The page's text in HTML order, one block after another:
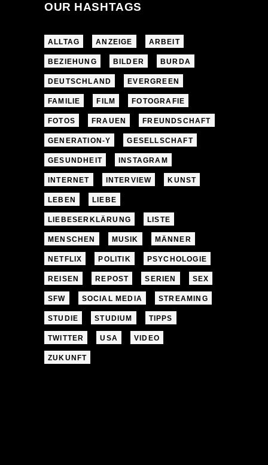
OUR HASHTAGS
ALLTAG ANZEIGE ARBEIT
BEZIEHUNG BILDER BURDA
DEUTSCHLAND EVERGREEN
FAMILIE FILM FOTOGRAFIE
FOTOS FRAUEN FREUNDSCHAFT
GENERATION-Y GESELLSCHAFT
GESUNDHEIT INSTAGRAM
INTERNET INTERVIEW KUNST
LEBEN LIEBE
LIEBESERKLÄRUNG LISTE
MENSCHEN MUSIK MÄNNER
NETFLIX POLITIK PSYCHOLOGIE
REISEN REPOST SERIEN SEX
SFW SOCIAL MEDIA STREAMING
STUDIE STUDIUM TIPPS
TWITTER USA VIDEO
ZUKUNFT